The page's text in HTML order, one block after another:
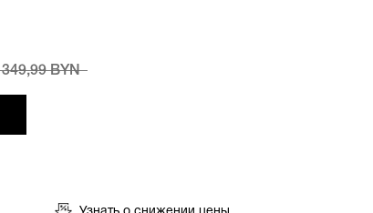
349,99 BYN